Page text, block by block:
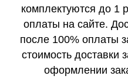
комплектуются до 1
оплаты на сайте.
после 100% оплаты
стоимость доставки
оформлении